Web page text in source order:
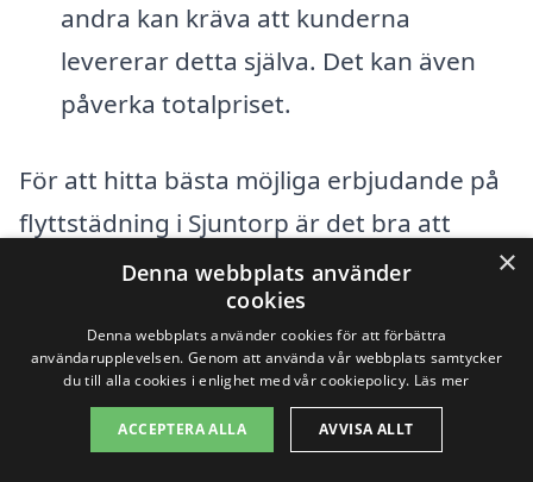
andra kan kräva att kunderna
levererar detta själva. Det kan även
påverka totalpriset.
För att hitta bästa möjliga erbjudande på
flyttstädning i Sjuntorp är det bra att
jämföra olika företag och deras tjänster.
Genom vår plattform, xn--flyttstdning-
pris-wqb.se, kan du enkelt skaffa flera
offerter från professionella städfirmor i
ditt område. Detta gör att du kan få en
×
Denna webbplats använder
cookies
Denna webbplats använder cookies för att förbättra
användarupplevelsen. Genom att använda vår webbplats samtycker
du till alla cookies i enlighet med vår cookiepolicy. Läs mer
ACCEPTERA ALLA AVVISA ALLT